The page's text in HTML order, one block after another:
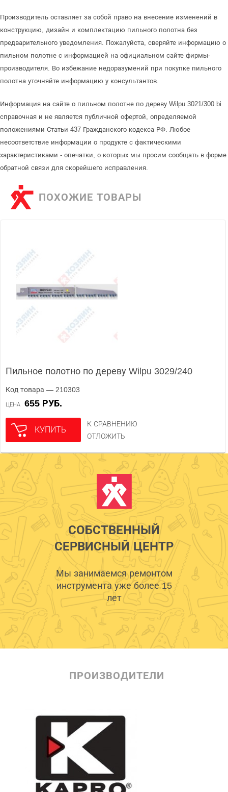
Производитель оставляет за собой право на внесение изменений в
конструкцию, дизайн и комплектацию пильного полотна без
предварительного уведомления. Пожалуйста, сверяйте информацию о
пильном полотне с информацией на официальном сайте фирмы-
производителя. Во избежание недоразумений при покупке пильного
полотна уточняйте информацию у консультантов.
Информация на сайте о пильном полотне по дереву Wilpu 3021/300 bi
справочная и не является публичной офертой, определяемой
положениями Статьи 437 Гражданского кодекса РФ. Любое
несоответствие информации о продукте с фактическими
характеристиками - опечатки, о которых мы просим сообщать в форме
обратной связи для скорейшего исправления.
ПОХОЖИЕ ТОВАРЫ
Пильное полотно по дереву Wilpu 3029/240
Код товара — 210303
ЦЕНА 655 РУБ.
КУПИТЬ
К СРАВНЕНИЮ
ОТЛОЖИТЬ
СОБСТВЕННЫЙ
СЕРВИСНЫЙ ЦЕНТР
Мы занимаемся ремонтом
инструмента уже более 15
лет
ПРОИЗВОДИТЕЛИ